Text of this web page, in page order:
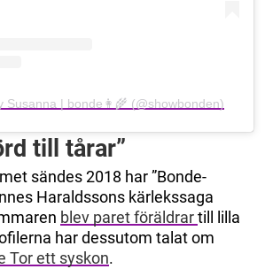
Susanna | bonde👩‍🌾 (@showbonden)
till tårar”
sändes 2018 har ”Bonde-
Haraldssons kärlekssaga
blev paret föräldrartill lilla
har dessutom talat om
Tor ett syskon.